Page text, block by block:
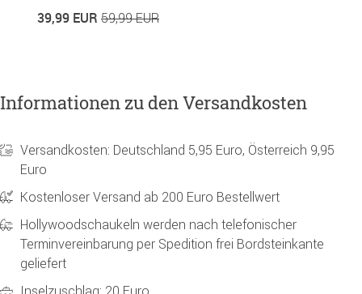
39,99 EUR 59,99 EUR
Informationen zu den Versandkosten
Versandkosten: Deutschland 5,95 Euro, Österreich 9,95
Euro
Kostenloser Versand ab 200 Euro Bestellwert
Hollywoodschaukeln werden nach telefonischer
Terminvereinbarung per Spedition frei Bordsteinkante
geliefert